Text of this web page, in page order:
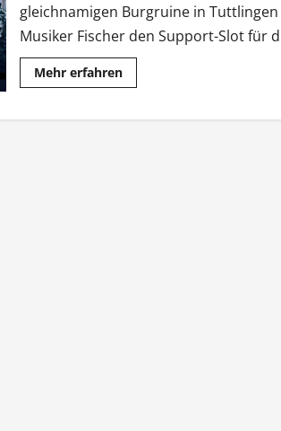
gleichnamigen Burgruine in
Musiker Fischer den Support-Slot für
Mehr erfahrenMehr
Informationen
überzeugt